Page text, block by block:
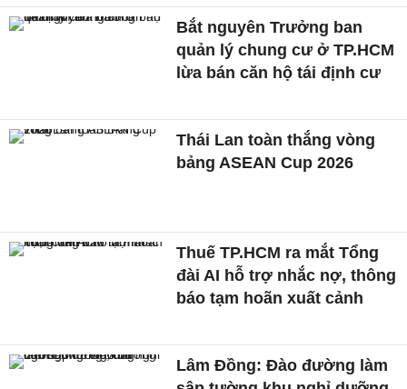
Bắt nguyên Trưởng ban
quản lý chung cư ở TP.HCM
lừa bán căn hộ tái định cư
Thái Lan toàn thắng vòng
bảng ASEAN Cup 2026
Thuế TP.HCM ra mắt Tổng
đài AI hỗ trợ nhắc nợ, thông
báo tạm hoãn xuất cảnh
Lâm Đồng: Đào đường làm